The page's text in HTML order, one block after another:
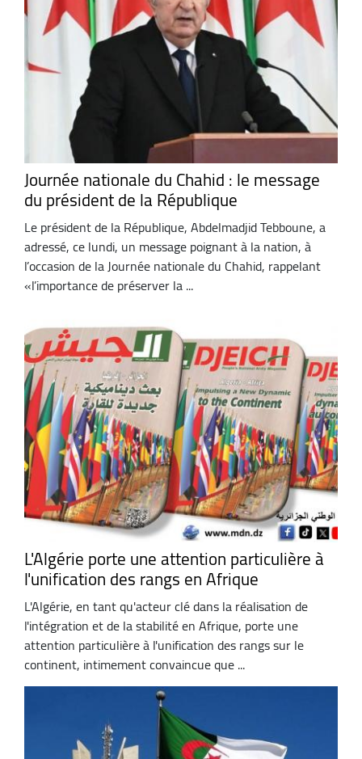
Journée nationale du Chahid : le message
du président de la République
Le président de la République, Abdelmadjid Tebboune, a
adressé, ce lundi, un message poignant à la nation, à
l’occasion de la Journée nationale du Chahid, rappelant
«l’importance de préserver la ...
L'Algérie porte une attention particulière à
l'unification des rangs en Afrique
L'Algérie, en tant qu'acteur clé dans la réalisation de
l'intégration et de la stabilité en Afrique, porte une
attention particulière à l'unification des rangs sur le
continent, intimement convaincue que ...